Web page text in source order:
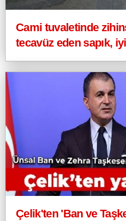
Cami tuvaletinde
tecavüz eden sapık,
Çelik'ten 'Ban ve